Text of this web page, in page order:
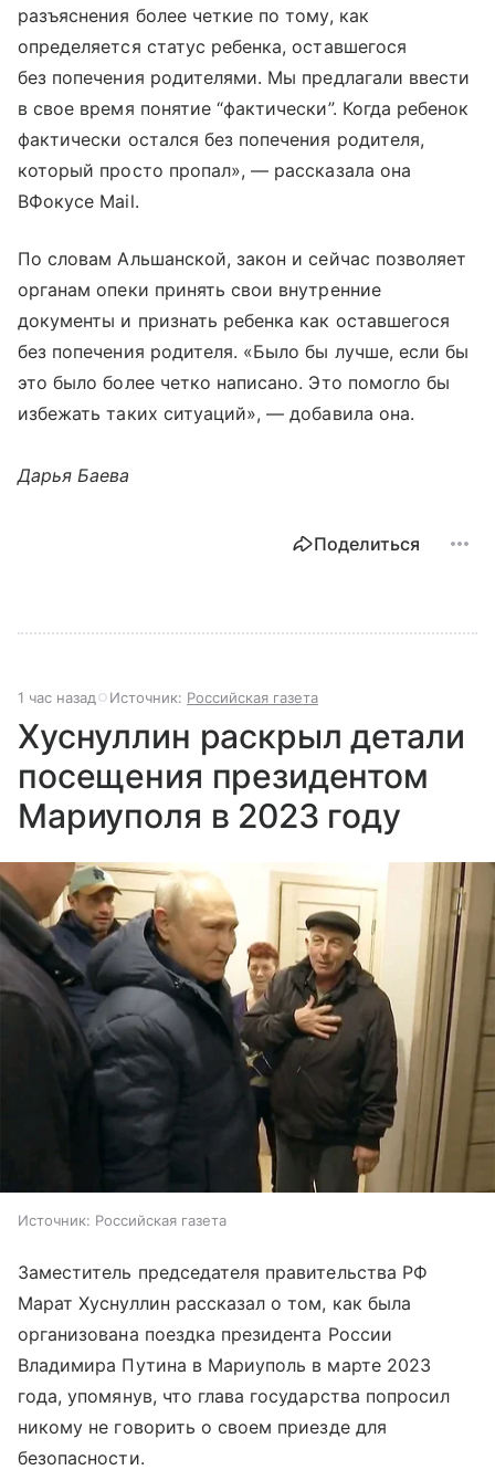
разъяснения более четкие по тому, как
определяется статус ребенка, оставшегося
без попечения родителями. Мы предлагали ввести
в свое время понятие “фактически”. Когда ребенок
фактически остался без попечения родителя,
который просто пропал», — рассказала она
ВФокусе Mail.
По словам Альшанской, закон и сейчас позволяет
органам опеки принять свои внутренние
документы и признать ребенка как оставшегося
без попечения родителя. «Было бы лучше, если бы
это было более четко написано. Это помогло бы
избежать таких ситуаций», — добавила она.
Дарья Баева
Поделиться
1 час назад Источник: Российская газета
Хуснуллин раскрыл детали
посещения президентом
Мариуполя в 2023 году
Источник: Российская газета
Заместитель председателя правительства РФ
Марат Хуснуллин рассказал о том, как была
организована поездка президента России
Владимира Путина в Мариуполь в марте 2023
года, упомянув, что глава государства попросил
никому не говорить о своем приезде для
безопасности.